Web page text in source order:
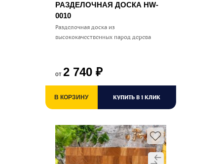
РАЗДЕЛОЧНАЯ ДОСКА HW-
0010
Разделочная доска из
высококачественных парод дерева
от 2 740 ₽
В КОРЗИНУ КУПИТЬ В 1 КЛИК